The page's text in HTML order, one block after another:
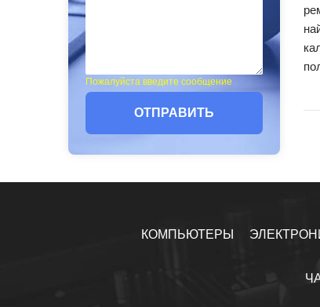
Пожалуйста введите сообщение
ОТПРАВИТЬ
КОМПЬЮТЕРЫ